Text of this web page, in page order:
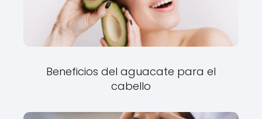
Beneficios del aguacate para el
cabello